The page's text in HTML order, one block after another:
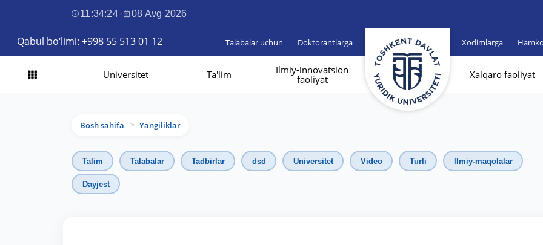
11:34:25 · 08 Avg 2026
Qabul bo‘limi: +998 55 513 01 12 Talabalar uchun Doktorantlarga Xodimlarga
Universitet Ta'lim
Ilmiy-innovatsion
faoliyat
Xalqaro faoliyat
Bosh sahifa > Yangiliklar
Talim Talabalar Tadbirlar dsd Universitet Video Turli Ilmiy-maqolalar
Dayjest